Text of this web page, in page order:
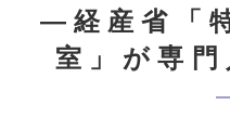
―経産省「
室」が専